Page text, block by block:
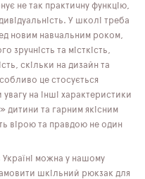
не так практичну функцію,
У школі треба
новим навчальним роком,
зручність та місткість,
скільки на дизайн та
це стосується
увагу на інші характеристики
дитини та гарним якісним
вірою та правдою не один
можна у нашому
шкільний рюкзак для